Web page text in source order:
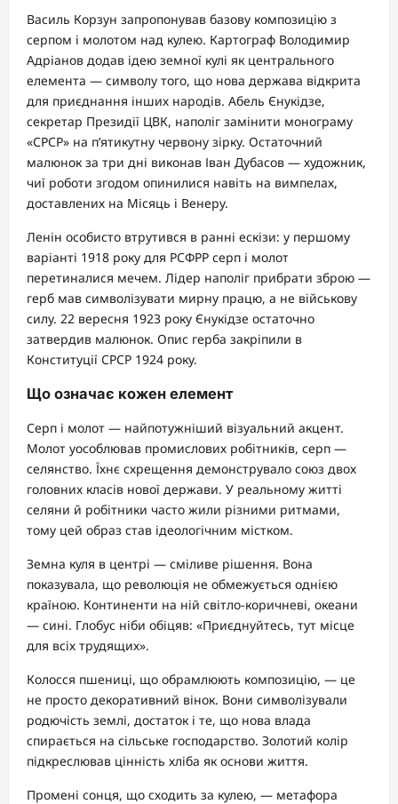
Василь Корзун запропонував базову композицію з
серпом і молотом над кулею. Картограф Володимир
Адріанов додав ідею земної кулі як центрального
елемента — символу того, що нова держава відкрита
для приєднання інших народів. Абель Єнукідзе,
секретар Президії ЦВК, наполіг замінити монограму
«СРСР» на п’ятикутну червону зірку. Остаточний
малюнок за три дні виконав Іван Дубасов — художник,
чиї роботи згодом опинилися навіть на вимпелах,
доставлених на Місяць і Венеру.
Ленін особисто втрутився в ранні ескізи: у першому
варіанті 1918 року для РСФРР серп і молот
перетиналися мечем. Лідер наполіг прибрати зброю —
герб мав символізувати мирну працю, а не військову
силу. 22 вересня 1923 року Єнукідзе остаточно
затвердив малюнок. Опис герба закріпили в
Конституції СРСР 1924 року.
Що означає кожен елемент
Серп і молот — найпотужніший візуальний акцент.
Молот уособлював промислових робітників, серп —
селянство. Їхнє схрещення демонструвало союз двох
головних класів нової держави. У реальному житті
селяни й робітники часто жили різними ритмами,
тому цей образ став ідеологічним містком.
Земна куля в центрі — сміливе рішення. Вона
показувала, що революція не обмежується однією
країною. Континенти на ній світло-коричневі, океани
— сині. Глобус ніби обіцяв: «Приєднуйтесь, тут місце
для всіх трудящих».
Колосся пшениці, що обрамлюють композицію, — це
не просто декоративний вінок. Вони символізували
родючість землі, достаток і те, що нова влада
спирається на сільське господарство. Золотий колір
підкреслював цінність хліба як основи життя.
Промені сонця, що сходить за кулею, — метафора